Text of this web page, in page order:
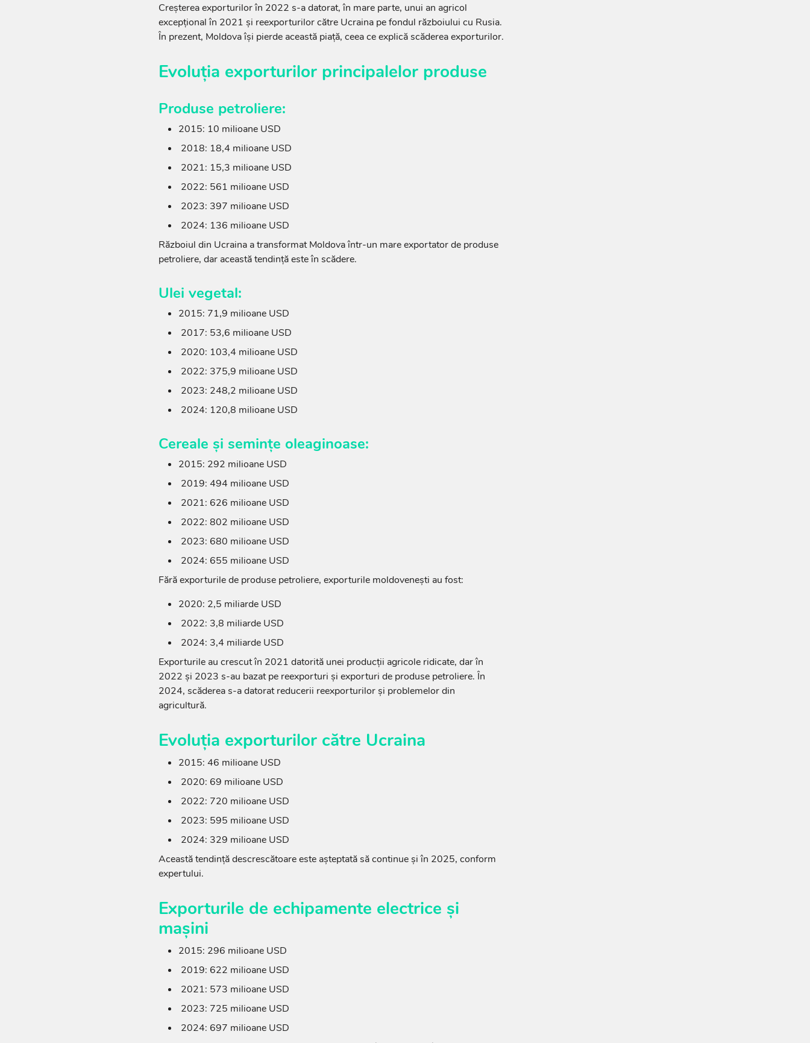
Creșterea exporturilor în 2022 s-a datorat, în mare parte, unui an agricol
excepțional în 2021 și reexporturilor către Ucraina pe fondul războiului cu Rusia.
În prezent, Moldova își pierde această piață, ceea ce explică scăderea exporturilor.
Evoluția exporturilor principalelor produse
Produse petroliere:
2015: 10 milioane USD
2018: 18,4 milioane USD
2021: 15,3 milioane USD
2022: 561 milioane USD
2023: 397 milioane USD
2024: 136 milioane USD
Războiul din Ucraina a transformat Moldova într-un mare exportator de produse
petroliere, dar această tendință este în scădere.
Ulei vegetal:
2015: 71,9 milioane USD
2017: 53,6 milioane USD
2020: 103,4 milioane USD
2022: 375,9 milioane USD
2023: 248,2 milioane USD
2024: 120,8 milioane USD
Cereale și semințe oleaginoase:
2015: 292 milioane USD
2019: 494 milioane USD
2021: 626 milioane USD
2022: 802 milioane USD
2023: 680 milioane USD
2024: 655 milioane USD
Fără exporturile de produse petroliere, exporturile moldovenești au fost:
2020: 2,5 miliarde USD
2022: 3,8 miliarde USD
2024: 3,4 miliarde USD
Exporturile au crescut în 2021 datorită unei producții agricole ridicate, dar în
2022 și 2023 s-au bazat pe reexporturi și exporturi de produse petroliere. În
2024, scăderea s-a datorat reducerii reexporturilor și problemelor din
agricultură.
Evoluția exporturilor către Ucraina
2015: 46 milioane USD
2020: 69 milioane USD
2022: 720 milioane USD
2023: 595 milioane USD
2024: 329 milioane USD
Această tendință descrescătoare este așteptată să continue și în 2025, conform
expertului.
Exporturile de echipamente electrice și
mașini
2015: 296 milioane USD
2019: 622 milioane USD
2021: 573 milioane USD
2023: 725 milioane USD
2024: 697 milioane USD